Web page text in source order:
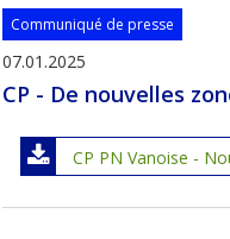
Communiqué de presse
07.01.2025
CP - De nouvelles
CP PN Vanoise -